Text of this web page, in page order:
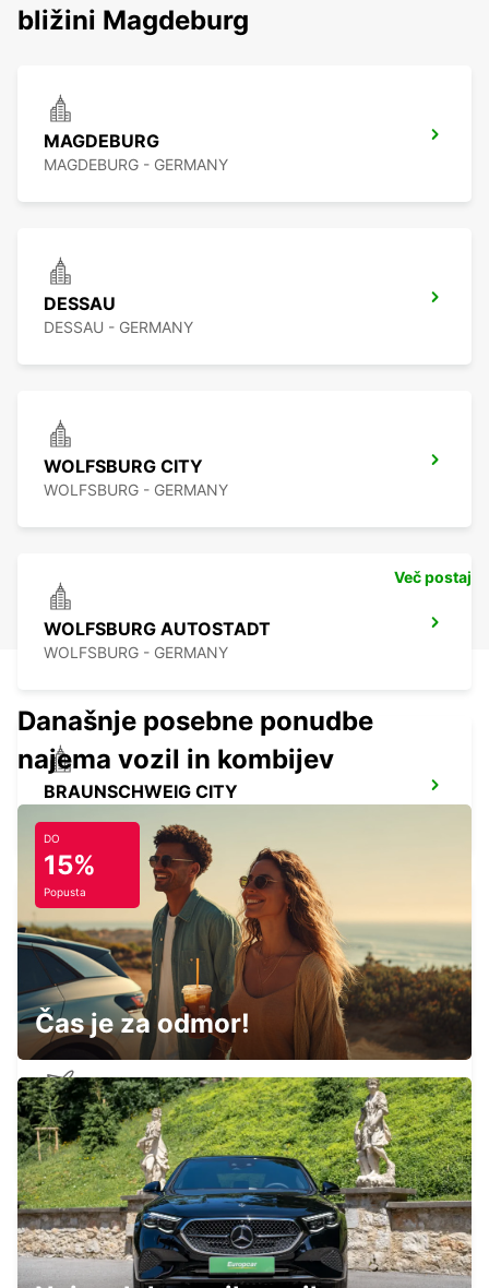
bližini Magdeburg
MAGDEBURG
MAGDEBURG - GERMANY
DESSAU
DESSAU - GERMANY
WOLFSBURG CITY
WOLFSBURG - GERMANY
WOLFSBURG AUTOSTADT
WOLFSBURG - GERMANY
BRAUNSCHWEIG CITY
BRAUNSCHWEIG MAIN STATION
BRAUNSCHWEIG - GERMANY
BRAUNSCHWEIG AIRPORT
BRAUNSCHWEIG - GERMANY
HALLE SAALE
Več postaj
Današnje posebne ponudbe
najema vozil in kombijev
DO
15%
Popusta
Čas je za odmor!